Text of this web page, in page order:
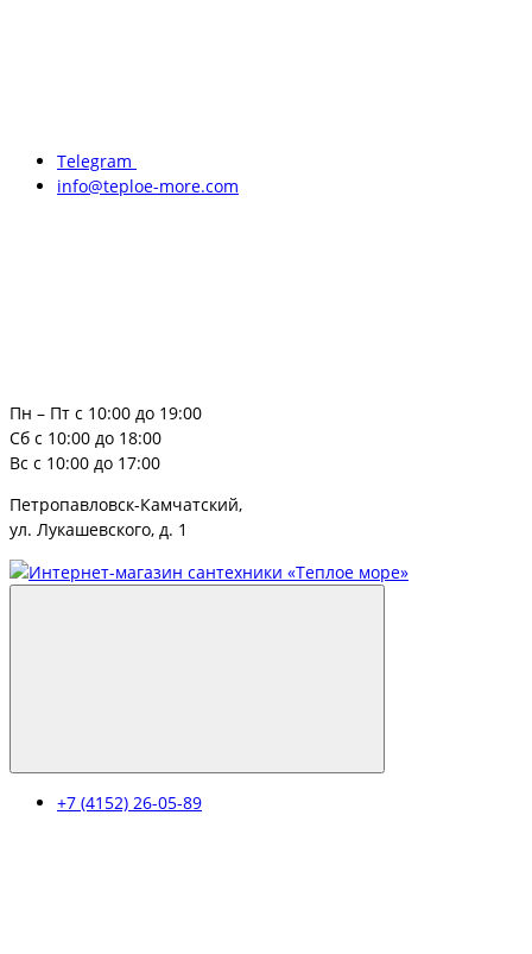
Telegram
info@teploe-more.com
Пн – Пт с 10:00 до 19:00
Сб с 10:00 до 18:00
Вс с 10:00 до 17:00
Петропавловск-Камчатский,
ул. Лукашевского, д. 1
+7 (4152) 26-05-89